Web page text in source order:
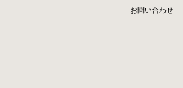
お問い合わせ